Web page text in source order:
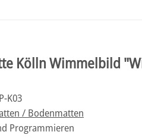
Kölln Wimmelbild
K03
/ Bodenmatten
Programmieren